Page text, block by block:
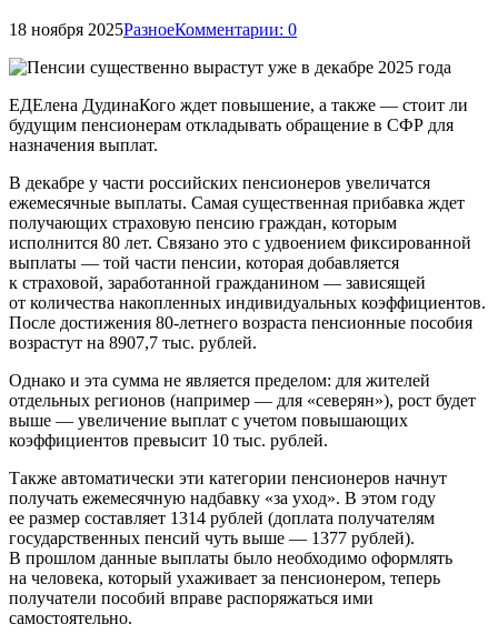
18 ноября 2025РазноеКомментарии: 0
ЕДЕлена ДудинаКого ждет повышение, а также — стоит ли
будущим пенсионерам откладывать обращение в СФР для
назначения выплат.
В декабре у части российских пенсионеров увеличатся
ежемесячные выплаты. Самая существенная прибавка ждет
получающих страховую пенсию граждан, которым
исполнится 80 лет. Связано это с удвоением фиксированной
выплаты — той части пенсии, которая добавляется
к страховой, заработанной гражданином — зависящей
от количества накопленных индивидуальных коэффициентов.
После достижения 80-летнего возраста пенсионные пособия
возрастут на 8907,7 тыс. рублей.
Однако и эта сумма не является пределом: для жителей
отдельных регионов (например — для «северян»), рост будет
выше — увеличение выплат с учетом повышающих
коэффициентов превысит 10 тыс. рублей.
Также автоматически эти категории пенсионеров начнут
получать ежемесячную надбавку «за уход». В этом году
ее размер составляет 1314 рублей (доплата получателям
государственных пенсий чуть выше — 1377 рублей).
В прошлом данные выплаты было необходимо оформлять
на человека, который ухаживает за пенсионером, теперь
получатели пособий вправе распоряжаться ими
самостоятельно.